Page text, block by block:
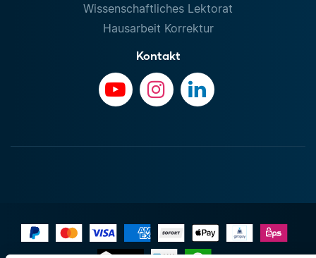
Wissenschaftliches Lektorat
Hausarbeit Korrektur
Kontakt